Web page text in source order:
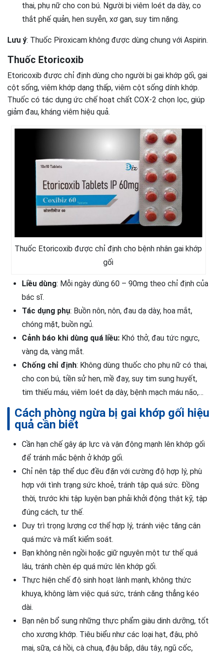
thai, phụ nữ cho con bú. Người bị viêm loét dạ dày, co
thắt phế quản, hen suyễn, xơ gan, suy tim nặng.
Lưu ý: Thuốc Piroxicam không được dùng chung với Aspirin.
Thuốc Etoricoxib
Etoricoxib được chỉ định dùng cho người bị gai khớp gối, gai
cột sống, viêm khớp dạng thấp, viêm cột sống dính khớp.
Thuốc có tác dụng ức chế hoạt chất COX-2 chọn lọc, giúp
giảm đau, kháng viêm hiệu quả.
Thuốc Etoricoxib được chỉ định cho bệnh nhân gai khớp
gối
Liều dùng: Mỗi ngày dùng 60 – 90mg theo chỉ định của
bác sĩ.
Tác dụng phụ: Buồn nôn, nôn, đau dạ dày, hoa mắt,
chóng mặt, buồn ngủ.
Cảnh báo khi dùng quá liều: Khó thở, đau tức ngực,
vàng da, vàng mắt.
Chống chỉ định: Không dùng thuốc cho phụ nữ có thai,
cho con bú, tiền sử hen, mề đay, suy tim sung huyết,
tim thiếu máu, viêm loét dạ dày, bệnh mạch máu não,…
Cách phòng ngừa bị gai khớp gối hiệu
quả cần biết
Cần hạn chế gây áp lực và vận động mạnh lên khớp gối
để tránh mắc bệnh ở khớp gối.
Chỉ nên tập thể dục đều đặn với cường độ hợp lý, phù
hợp với tình trạng sức khoẻ, tránh tập quá sức. Đồng
thời, trước khi tập luyện bạn phải khởi động thật kỹ, tập
đúng cách, tư thế.
Duy trì trọng lượng cơ thể hợp lý, tránh việc tăng cân
quá mức và mất kiểm soát.
Bạn không nên ngồi hoặc giữ nguyên một tư thế quá
lâu, tránh chèn ép quá mức lên khớp gối.
Thực hiện chế độ sinh hoạt lành mạnh, không thức
khuya, không làm việc quá sức, tránh căng thẳng kéo
dài.
Bạn nên bổ sung những thực phẩm giàu dinh dưỡng, tốt
cho xương khớp. Tiêu biểu như các loại hạt, đậu, phô
mai, sữa, cá hồi, cà chua, đậu bắp, dâu tây, ngũ cốc,